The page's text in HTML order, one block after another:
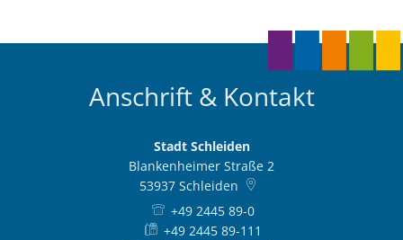
Anschrift & Kontakt
Stadt Schleiden
Blankenheimer Straße 2
53937 Schleiden
+49 2445 89-0
+49 2445 89-111